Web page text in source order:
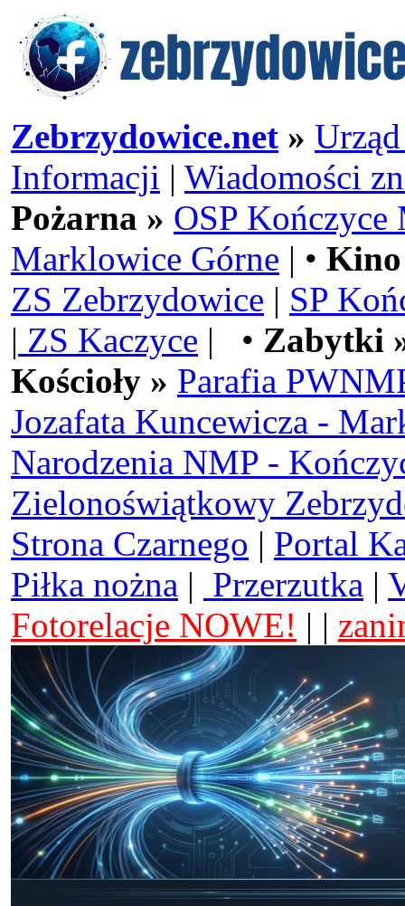
Zebrzydowice.net »
Informacji | Wiadomości
Pożarna » OSP Kończyce
Marklowice Górne | •
ZS Zebrzydowice | SP
| ZS Kaczyce | • Zabytki
Kościoły » Parafia
Jozafata Kuncewicza -
Narodzenia NMP -
Zielonoświątkowy
Strona Czarnego | Portal
Piłka nożna | Przerzutka |
Fotorelacje NOWE! | |